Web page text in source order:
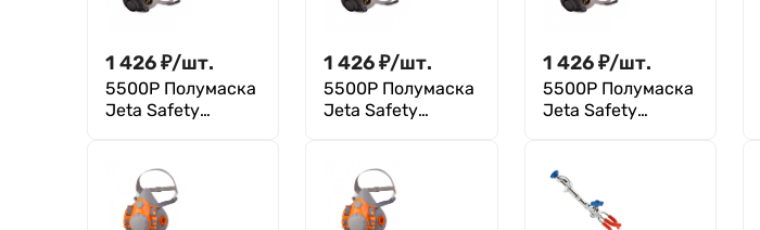
1 426₽/шт.
5500P Полумаска
Jeta Safety
материалов
(термопласт),
размер L
1 426₽/шт.
5500P Полумаска
Jeta Safety
материалов
(термопласт),
размер M
1 426₽/шт.
5500P Полумаска
Jeta Safety
материалов
(термопласт),
размер S